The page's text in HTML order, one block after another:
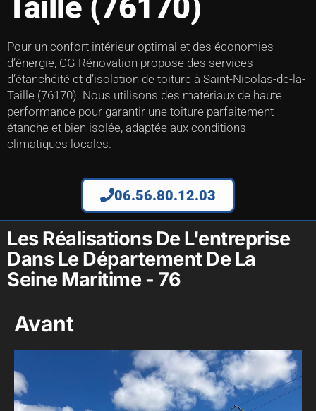
Taille (76170)
Pour un confort intérieur optimal et des économies
d’énergie, CG Rénovation propose des services
d’étanchéité et d’isolation de toiture à Saint-Nicolas-de-la-
Taille (76170). Nous utilisons des matériaux de haute
performance pour garantir une toiture parfaitement
étanche et bien isolée, adaptée aux conditions
climatiques locales.
06.56.80.12.03
Les Réalisations De L'entreprise
Dans Le Département De La
Seine Maritime - 76
Avant